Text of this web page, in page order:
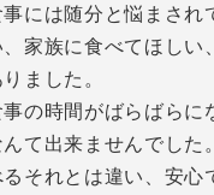
には随分と悩まされ
家族に食べてほし
ました。
の時間がばらばら
て出来ませんでした。
それとは違い、安心